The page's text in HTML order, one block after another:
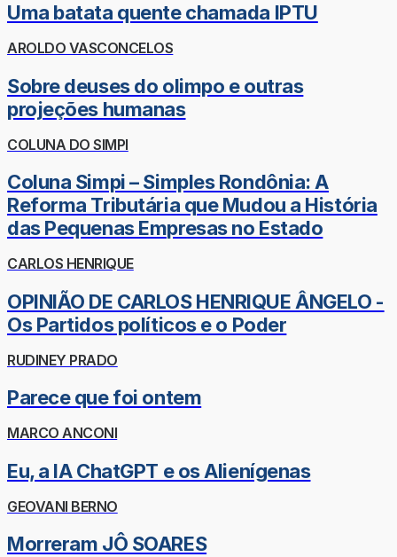
Uma batata quente chamada IPTU
AROLDO VASCONCELOS
Sobre deuses do olimpo e outras
projeções humanas
COLUNA DO SIMPI
Coluna Simpi – Simples Rondônia: A
Reforma Tributária que Mudou a História
das Pequenas Empresas no Estado
CARLOS HENRIQUE
OPINIÃO DE CARLOS HENRIQUE ÂNGELO -
Os Partidos políticos e o Poder
RUDINEY PRADO
Parece que foi ontem
MARCO ANCONI
Eu, a IA ChatGPT e os Alienígenas
GEOVANI BERNO
Morreram JÔ SOARES